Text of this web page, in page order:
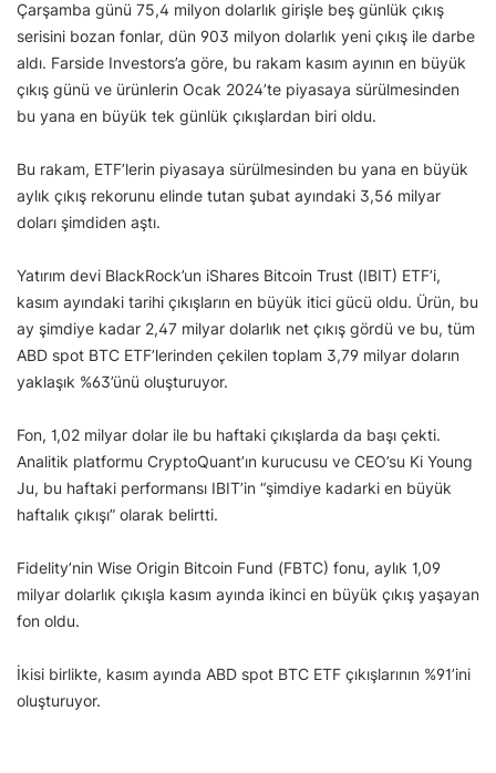
Çarşamba günü 75,4 milyon dolarlık girişle beş günlük çıkış
serisini bozan fonlar, dün 903 milyon dolarlık yeni çıkış ile darbe
aldı. Farside Investors’a göre, bu rakam kasım ayının en büyük
çıkış günü ve ürünlerin Ocak 2024’te piyasaya sürülmesinden
bu yana en büyük tek günlük çıkışlardan biri oldu.
Bu rakam, ETF’lerin piyasaya sürülmesinden bu yana en büyük
aylık çıkış rekorunu elinde tutan şubat ayındaki 3,56 milyar
doları şimdiden aştı.
Yatırım devi BlackRock’un iShares Bitcoin Trust (IBIT) ETF’i,
kasım ayındaki tarihi çıkışların en büyük itici gücü oldu. Ürün, bu
ay şimdiye kadar 2,47 milyar dolarlık net çıkış gördü ve bu, tüm
ABD spot BTC ETF’lerinden çekilen toplam 3,79 milyar doların
yaklaşık %63’ünü oluşturuyor.
Fon, 1,02 milyar dolar ile bu haftaki çıkışlarda da başı çekti.
Analitik platformu CryptoQuant’ın kurucusu ve CEO’su Ki Young
Ju, bu haftaki performansı IBIT’in “şimdiye kadarki en büyük
haftalık çıkışı” olarak belirtti.
Fidelity’nin Wise Origin Bitcoin Fund (FBTC) fonu, aylık 1,09
milyar dolarlık çıkışla kasım ayında ikinci en büyük çıkış yaşayan
fon oldu.
İkisi birlikte, kasım ayında ABD spot BTC ETF çıkışlarının %91’ini
oluşturuyor.